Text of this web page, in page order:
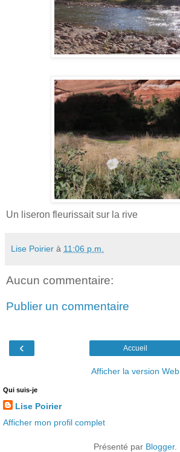
Un liseron fleurissait sur la rive
Lise Poirier à 11:06 p.m.
Aucun commentaire:
Publier un commentaire
‹ Accueil
Afficher la version Web
Qui suis-je
Lise Poirier
Afficher mon profil complet
Présenté par Blogger.